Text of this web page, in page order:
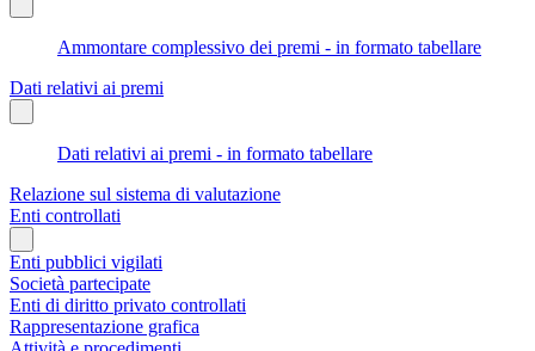
Ammontare complessivo dei premi - in formato tabellare
Dati relativi ai premi
Dati relativi ai premi - in formato tabellare
Relazione sul sistema di valutazione
Enti controllati
Enti pubblici vigilati
Società partecipate
Enti di diritto privato controllati
Rappresentazione grafica